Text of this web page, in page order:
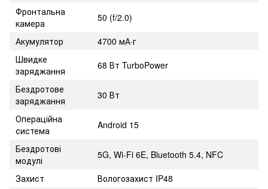
Фронтальна
камера
50 (f/2.0)
Акумулятор
4700 мА·г
Швидке
заряджання
68 Вт TurboPower
Бездротове
заряджання
30 Вт
Операційна
система
Android 15
Бездротові
модулі
5G, Wi-Fi 6E, Bluetooth 5.4, NFC
Захист
Вологозахист IP48